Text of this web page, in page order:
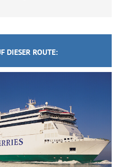
DIESER ROUTE: